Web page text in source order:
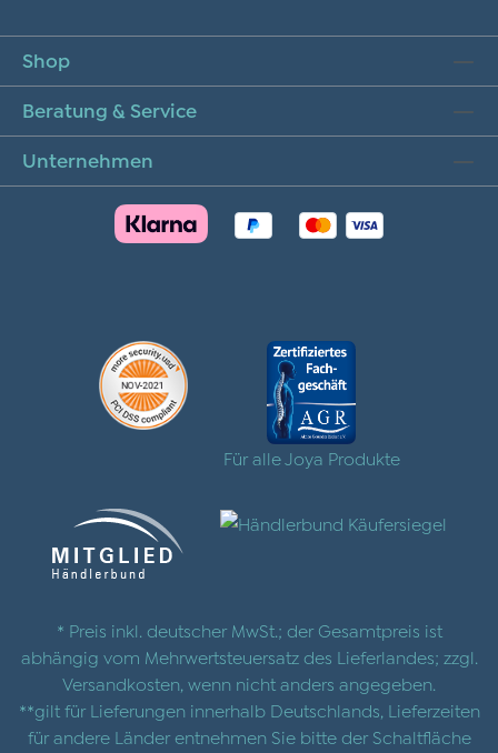
Shop
Beratung & Service
Unternehmen
Für alle Joya Produkte
* Preis inkl. deutscher MwSt.; der Gesamtpreis ist
abhängig vom Mehrwertsteuersatz des Lieferlandes; zzgl.
Versandkosten , wenn nicht anders angegeben.
**gilt für Lieferungen innerhalb Deutschlands, Lieferzeiten
für andere Länder entnehmen Sie bitte der Schaltfläche